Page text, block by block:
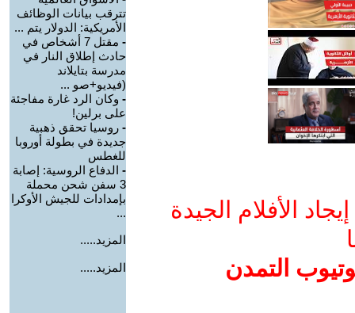
الأفلام الجيدة
التمدن
تترقب بيانات الوظائف
الأمريكية: الدولار يتم ...
-
مقتل 7 أشخاص في
حادث إطلاق النار في
مدرسة بتايلاند
(فيديو+صو ...
- وكان الرد غارة مفاجئة
على برلين!
- روسيا تحقق ذهبية
جديدة في بطولة أوروبا
للغطس
- الدفاع الروسية: إصابة
3 سفن شحن محملة
بإمدادات للجيش الأوكرا
...
المزيد.....
المزيد.....